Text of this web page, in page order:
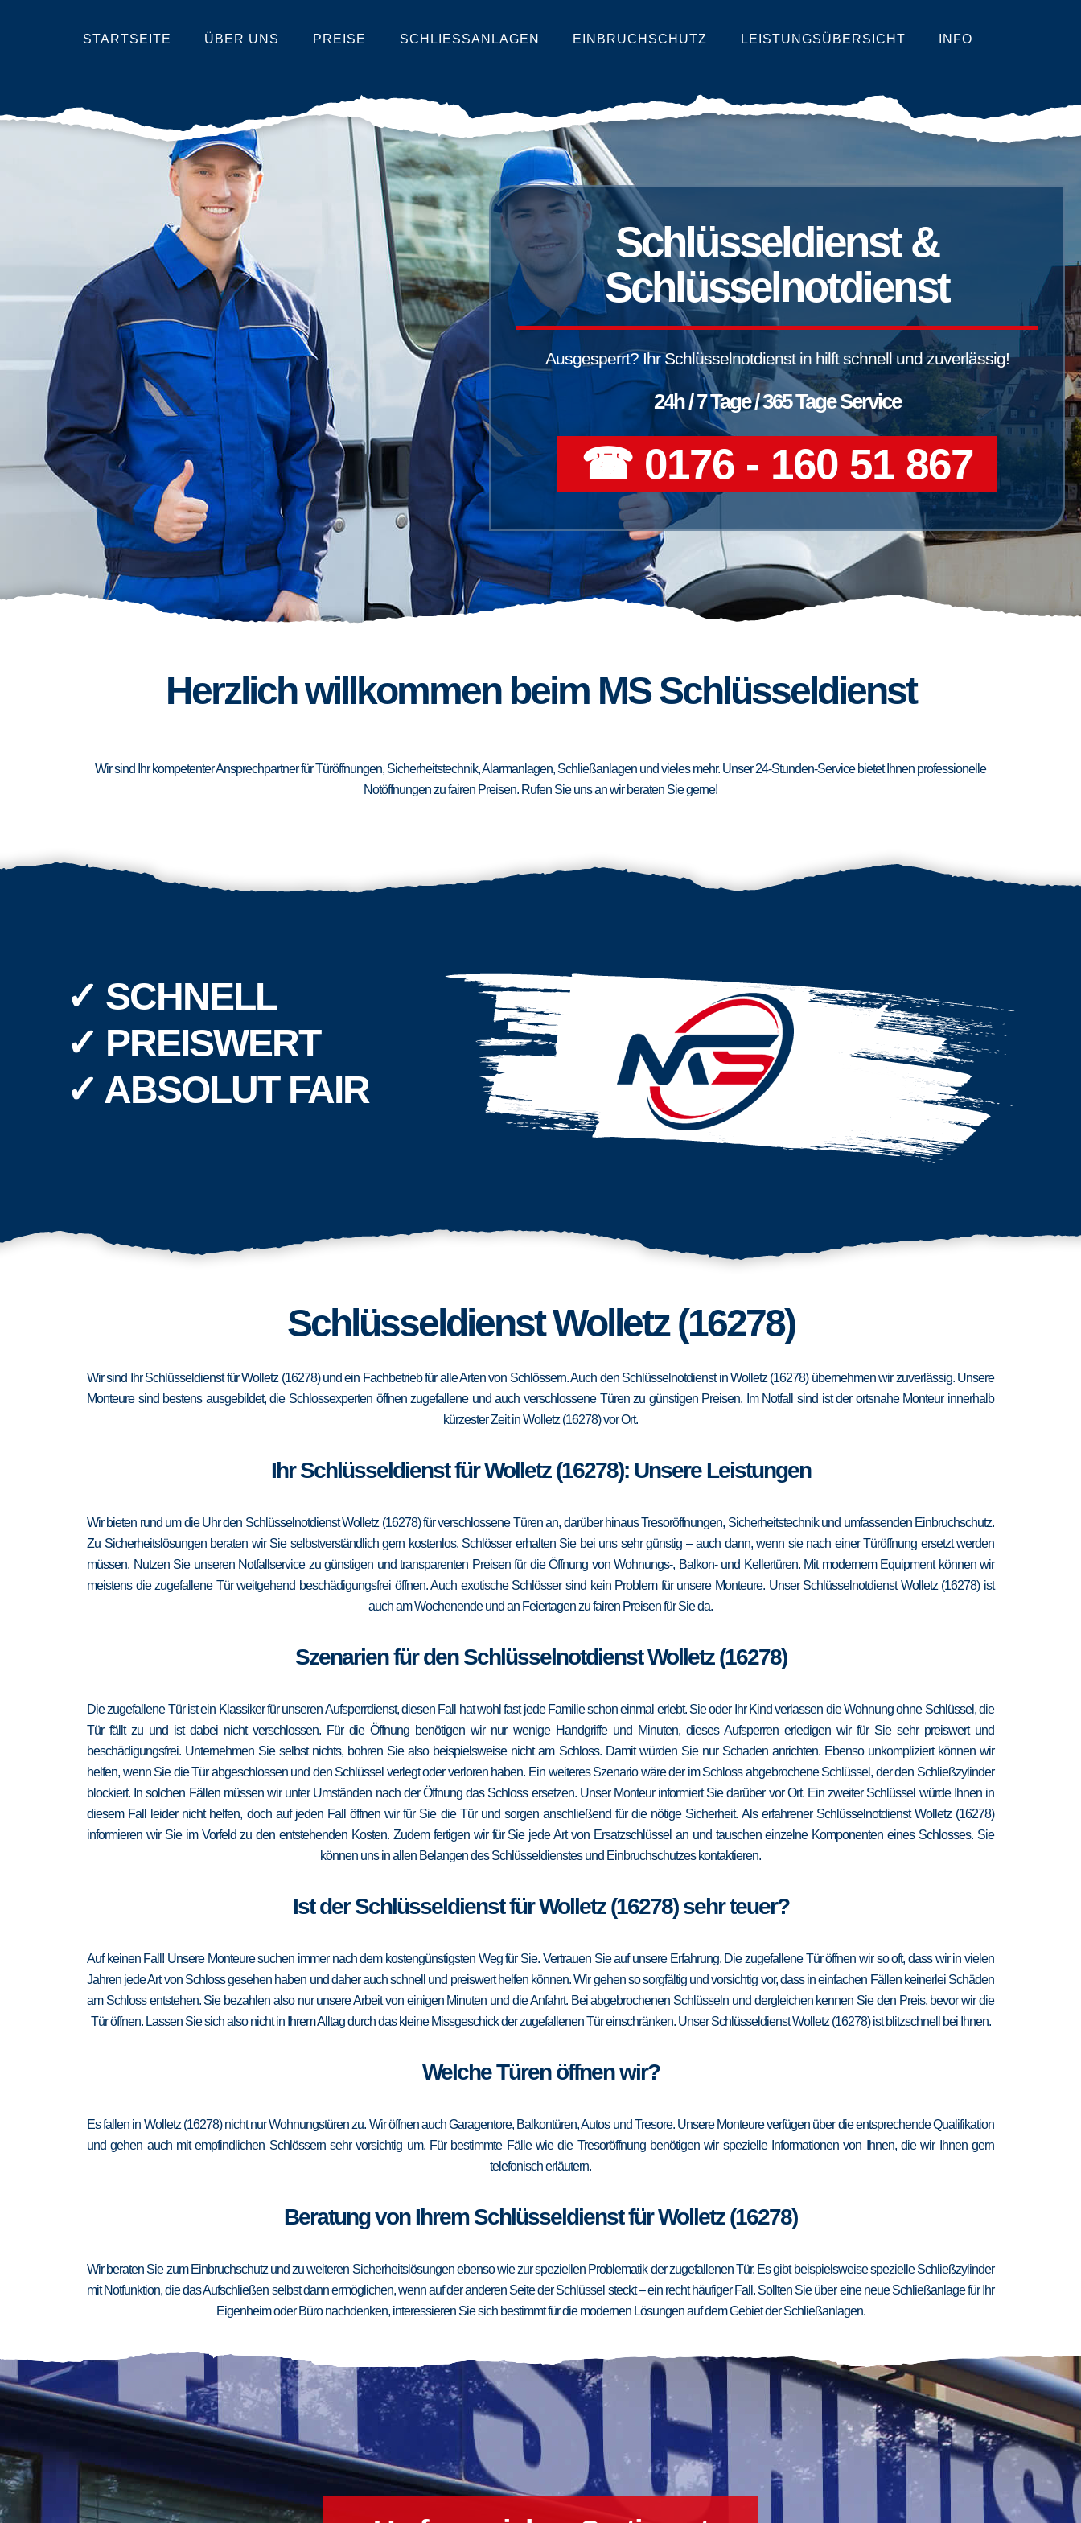
STARTSEITE ÜBER UNS PREISE SCHLIESSANLAGEN EINBRUCHSCHUTZ LEISTUNGSÜBERSICHT INFO
Schlüsseldienst &
Schlüsselnotdienst
Ausgesperrt? Ihr Schlüsselnotdienst in hilft schnell und zuverlässig!
24h / 7 Tage / 365 Tage Service
☎ 0176 - 160 51 867
Herzlich willkommen beim MS Schlüsseldienst
Wir sind Ihr kompetenter Ansprechpartner für Türöffnungen, Sicherheitstechnik, Alarmanlagen, Schließanlagen und vieles mehr. Unser 24-Stunden-Service bietet Ihnen professionelle
Notöffnungen zu fairen Preisen. Rufen Sie uns an wir beraten Sie gerne!
✓ SCHNELL
✓ PREISWERT
✓ ABSOLUT FAIR
Schlüsseldienst Wolletz (16278)
Wir sind Ihr Schlüsseldienst für Wolletz (16278) und ein Fachbetrieb für alle Arten von Schlössern. Auch den Schlüsselnotdienst in Wolletz (16278) übernehmen wir zuverlässig. Unsere
Monteure sind bestens ausgebildet, die Schlossexperten öffnen zugefallene und auch verschlossene Türen zu günstigen Preisen. Im Notfall sind ist der ortsnahe Monteur innerhalb
kürzester Zeit in Wolletz (16278) vor Ort.
Ihr Schlüsseldienst für Wolletz (16278): Unsere Leistungen
Wir bieten rund um die Uhr den Schlüsselnotdienst Wolletz (16278) für verschlossene Türen an, darüber hinaus Tresoröffnungen, Sicherheitstechnik und umfassenden Einbruchschutz.
Zu Sicherheitslösungen beraten wir Sie selbstverständlich gern kostenlos. Schlösser erhalten Sie bei uns sehr günstig – auch dann, wenn sie nach einer Türöffnung ersetzt werden
müssen. Nutzen Sie unseren Notfallservice zu günstigen und transparenten Preisen für die Öffnung von Wohnungs-, Balkon- und Kellertüren. Mit modernem Equipment können wir
meistens die zugefallene Tür weitgehend beschädigungsfrei öffnen. Auch exotische Schlösser sind kein Problem für unsere Monteure. Unser Schlüsselnotdienst Wolletz (16278) ist
auch am Wochenende und an Feiertagen zu fairen Preisen für Sie da.
Szenarien für den Schlüsselnotdienst Wolletz (16278)
Die zugefallene Tür ist ein Klassiker für unseren Aufsperrdienst, diesen Fall hat wohl fast jede Familie schon einmal erlebt. Sie oder Ihr Kind verlassen die Wohnung ohne Schlüssel, die
Tür fällt zu und ist dabei nicht verschlossen. Für die Öffnung benötigen wir nur wenige Handgriffe und Minuten, dieses Aufsperren erledigen wir für Sie sehr preiswert und
beschädigungsfrei. Unternehmen Sie selbst nichts, bohren Sie also beispielsweise nicht am Schloss. Damit würden Sie nur Schaden anrichten. Ebenso unkompliziert können wir
helfen, wenn Sie die Tür abgeschlossen und den Schlüssel verlegt oder verloren haben. Ein weiteres Szenario wäre der im Schloss abgebrochene Schlüssel, der den Schließzylinder
blockiert. In solchen Fällen müssen wir unter Umständen nach der Öffnung das Schloss ersetzen. Unser Monteur informiert Sie darüber vor Ort. Ein zweiter Schlüssel würde Ihnen in
diesem Fall leider nicht helfen, doch auf jeden Fall öffnen wir für Sie die Tür und sorgen anschließend für die nötige Sicherheit. Als erfahrener Schlüsselnotdienst Wolletz (16278)
informieren wir Sie im Vorfeld zu den entstehenden Kosten. Zudem fertigen wir für Sie jede Art von Ersatzschlüssel an und tauschen einzelne Komponenten eines Schlosses. Sie
können uns in allen Belangen des Schlüsseldienstes und Einbruchschutzes kontaktieren.
Ist der Schlüsseldienst für Wolletz (16278) sehr teuer?
Auf keinen Fall! Unsere Monteure suchen immer nach dem kostengünstigsten Weg für Sie. Vertrauen Sie auf unsere Erfahrung. Die zugefallene Tür öffnen wir so oft, dass wir in vielen
Jahren jede Art von Schloss gesehen haben und daher auch schnell und preiswert helfen können. Wir gehen so sorgfältig und vorsichtig vor, dass in einfachen Fällen keinerlei Schäden
am Schloss entstehen. Sie bezahlen also nur unsere Arbeit von einigen Minuten und die Anfahrt. Bei abgebrochenen Schlüsseln und dergleichen kennen Sie den Preis, bevor wir die
Tür öffnen. Lassen Sie sich also nicht in Ihrem Alltag durch das kleine Missgeschick der zugefallenen Tür einschränken. Unser Schlüsseldienst Wolletz (16278) ist blitzschnell bei Ihnen.
Welche Türen öffnen wir?
Es fallen in Wolletz (16278) nicht nur Wohnungstüren zu. Wir öffnen auch Garagentore, Balkontüren, Autos und Tresore. Unsere Monteure verfügen über die entsprechende Qualifikation
und gehen auch mit empfindlichen Schlössern sehr vorsichtig um. Für bestimmte Fälle wie die Tresoröffnung benötigen wir spezielle Informationen von Ihnen, die wir Ihnen gern
telefonisch erläutern.
Beratung von Ihrem Schlüsseldienst für Wolletz (16278)
Wir beraten Sie zum Einbruchschutz und zu weiteren Sicherheitslösungen ebenso wie zur speziellen Problematik der zugefallenen Tür. Es gibt beispielsweise spezielle Schließzylinder
mit Notfunktion, die das Aufschließen selbst dann ermöglichen, wenn auf der anderen Seite der Schlüssel steckt – ein recht häufiger Fall. Sollten Sie über eine neue Schließanlage für Ihr
Eigenheim oder Büro nachdenken, interessieren Sie sich bestimmt für die modernen Lösungen auf dem Gebiet der Schließanlagen.